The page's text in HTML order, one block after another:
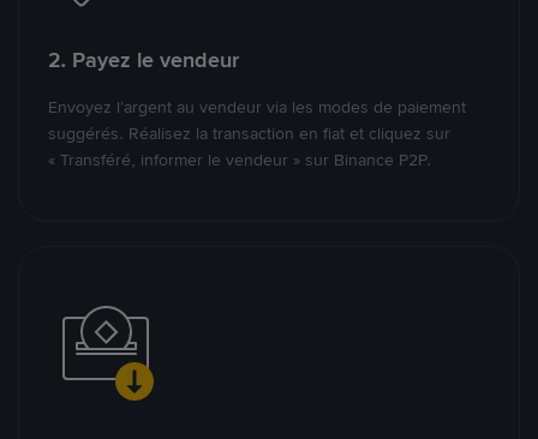
2. Payez le vendeur
Envoyez l’argent au vendeur via les modes de paiement
suggérés. Réalisez la transaction en fiat et cliquez sur
« Transféré, informer le vendeur » sur Binance P2P.